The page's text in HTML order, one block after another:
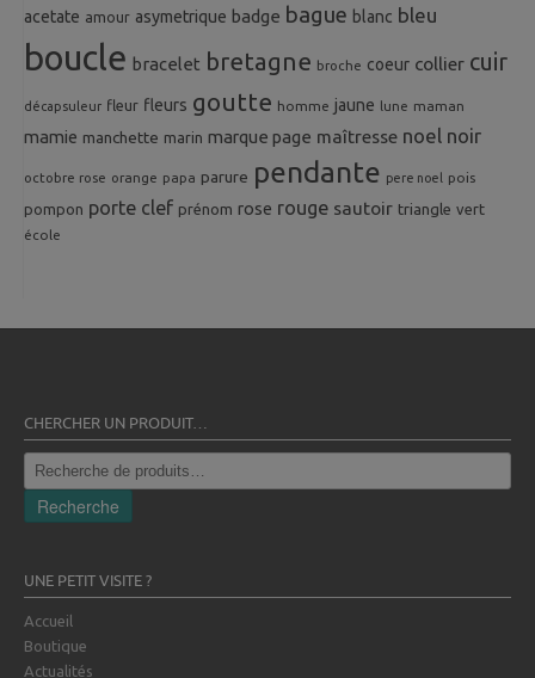
acetate amour asymetrique badge bague blanc bleu
boucle bracelet bretagne broche coeur collier cuir
décapsuleur fleur fleurs goutte homme jaune lune maman
mamie manchette marin marque page maîtresse noel noir
octobre rose orange papa parure pendante pere noel pois
pompon porte clef prénom rose rouge sautoir triangle vert
école
CHERCHER UN PRODUIT…
Recherche
pour :
Recherche
UNE PETIT VISITE ?
Accueil
Boutique
Actualités